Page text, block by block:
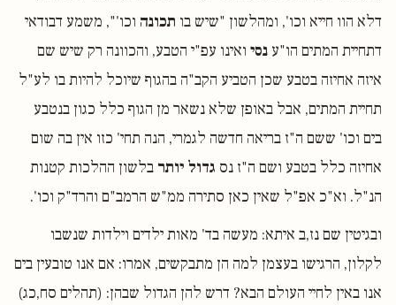
דלא הוו חייא וכו', ומהלשון "שיש בו תכונה וכו'", משמע דבודאי
דתחיית המתים הו"ע נסי ואינו עפ"י הטבע, והכוונה רק שיש שם
איזה אחיזה בטבע שכן הטביע הקב"ה בהגוף שיוכל להיות בו לע"ל
תחיית המתים, אבל באופן שלא נשאר מן הגוף כלל כגון בנטבע
בים וכו' ששם ה"ז בריאה חדשה לגמרי, הנה תחי' כזו אין בה שום
אחיזה כלל בטבע ושם ה"ז נס גדול יותר בלשון ההלכות קטנות
הנ"ל. וא"כ אפ"ל שאין כאן סתירה ממ"ש הרמב"ם והרד"ק וכו'.
ובגיטין שם נז,ב איתא: מעשה בד' מאות ילדים וילדות שנשבו
לקלון, הרגישו בעצמן למה הן מתבקשים, אמרו: אם אנו טובעין בים
אנו באין לחיי העולם הבא? דרש להן הגדול שבהן: (תהלים סח,כג)